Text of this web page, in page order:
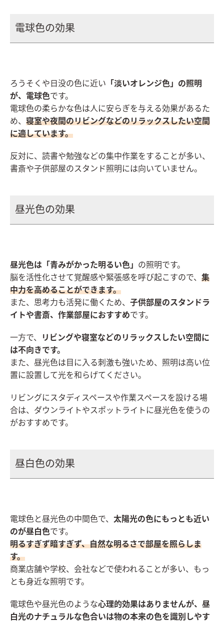
電球色の効果
ろうそくや日没の色に近い 「淡いオレンジ色」の照明
が、電球色です。
電球色の柔らかな色は人に安らぎを与える効果があるた
め、 寝室や夜間のリビングなどのリラックスしたい空間
に適しています。
反対に、読書や勉強などの集中作業をすることが多い、
書斎や子供部屋のスタンド照明には向いていません。
昼光色の効果
昼光色は「青みがかった明るい色」 の照明です。
脳を活性化させて覚醒感や緊張感を呼び起こすので、 集
中力を高めることができます。
また、思考力も活発に働くため、 子供部屋のスタンドラ
イトや書斎、作業部屋におすすめです。
一方で、 リビングや寝室などの リラックスしたい空間に
は不向きです。
また、昼光色は目に入る刺激も強いため、照明は高い位
置に設置して光を和らげてください。
リビングにスタディスペースや作業スペースを設ける場
合は、ダウンライトやスポットライトに昼光色を使うの
がおすすめです。
昼白色の効果
電球色と昼光色の中間色で、 太陽光の色にもっとも近い
のが昼白色です。
明るすぎず暗すぎず、自然な明るさで部屋を照らしま
す。
商業店舗や学校、会社などで使われることが多い、もっ
とも身近な照明です。
電球色や昼光色のような心理的効果はありませんが、 昼
白光のナチュラルな色合いは物の本来の色を識別しやす